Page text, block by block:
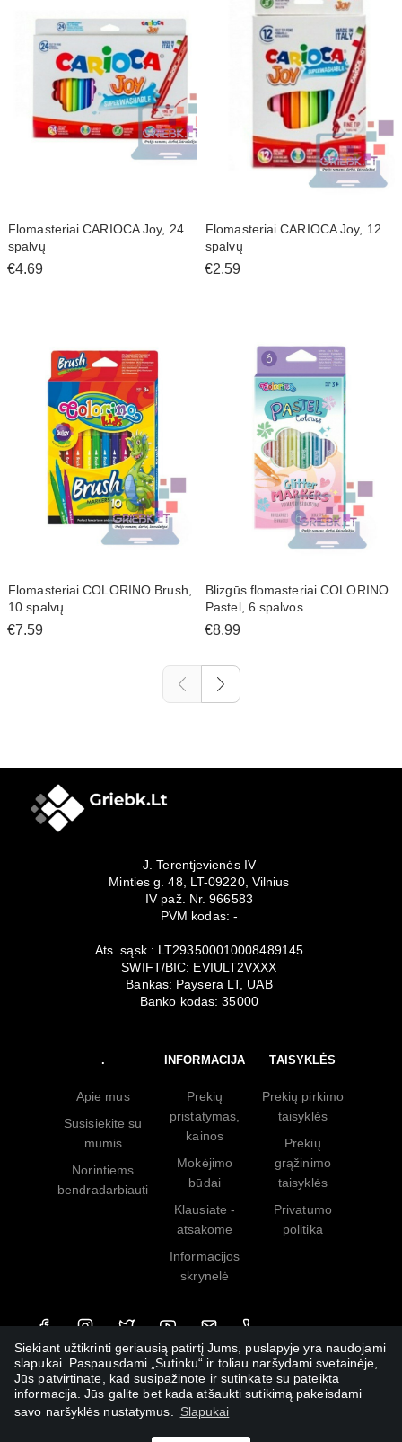
Siekiant užtikrinti geriausią patirtį Jums, puslapyje yra naudojami
slapukai. Paspausdami „Sutinku“ ir toliau naršydami svetainėje,
Jūs patvirtinate, kad susipažinote ir sutinkate su pateikta
informacija. Jūs galite bet kada atšaukti sutikimą pakeisdami
savo naršyklės nustatymus.
Slapukai
Flomasteriai CARIOCA Joy, 24
spalvų
€4.69
Flomasteriai CARIOCA Joy, 12
spalvų
€2.59
Flomasteriai COLORINO Brush,
10 spalvų
€7.59
Blizgūs flomasteriai COLORINO
Pastel, 6 spalvos
€8.99
J. Terentjevienės IV
Minties g. 48, LT-09220, Vilnius
IV paž. Nr. 966583
PVM kodas: -
Ats. sąsk.: LT293500010008489145
SWIFT/BIC: EVIULT2VXXX
Bankas: Paysera LT, UAB
Banko kodas: 35000
.
Apie mus
Susisiekite su
mumis
Norintiems
bendradarbiauti
INFORMACIJA
Prekių
pristatymas,
kainos
Mokėjimo
būdai
Klausiate -
atsakome
Informacijos
skrynelė
TAISYKLĖS
Prekių pirkimo
taisyklės
Prekių
grąžinimo
taisyklės
Privatumo
politika